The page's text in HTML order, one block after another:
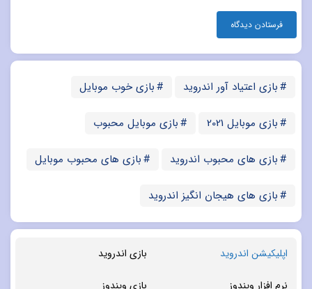
بازی اعتیاد آور اندروید بازی خوب موبایل
بازی موبایل 2021 بازی موبایل محبوب
بازی های محبوب اندروید بازی های محبوب موبایل
بازی های هیجان انگیز اندروید
اپلیکیشن اندروید بازی اندروید
نرم افزار ویندوز بازی ویندوز